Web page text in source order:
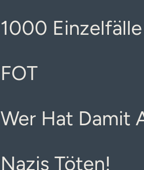
1000 Einzelfälle
FOT
Wer Hat Damit
Nazis Töten!